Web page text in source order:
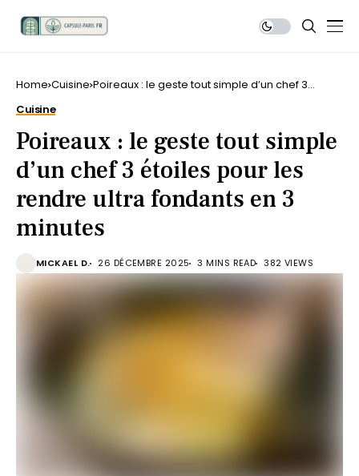
Home Cuisine Poireaux : le geste tout simple d’un chef 3
Cuisine
Poireaux : le geste tout simple
d’un chef 3 étoiles pour les
rendre ultra fondants en 3
minutes
MICKAEL D. 26 DÉCEMBRE 2025 3 MINS READ 382 VIEWS